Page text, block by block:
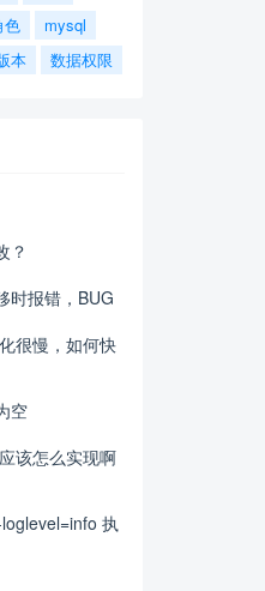
色
mysql
本 数据权限
？
时报错，BUG
很慢，如何快
空
该怎么实现啊
执